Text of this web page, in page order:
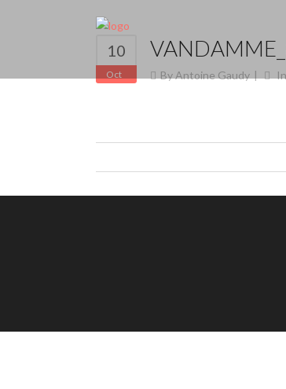
10
Oct By Antoine Gaudy In